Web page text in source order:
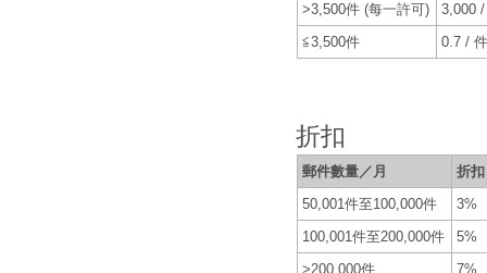
>3,500件 (每一許可)
3,000
≦3,500件
0.7 /
折扣
郵件數量／月
折
50,001件至100,000件
3%
100,001件至200,000件
5%
>200,000件
7%